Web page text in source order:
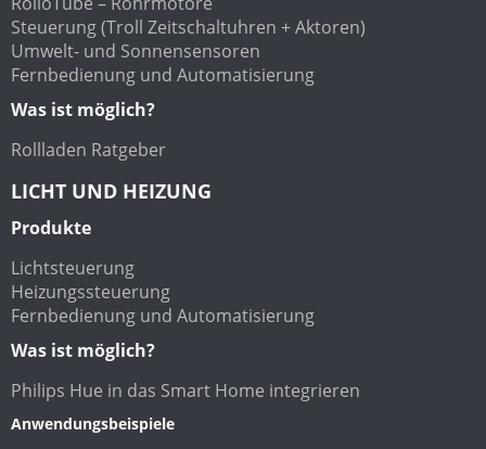
Steuerung (Troll Zeitschaltuhren + Aktoren)
Umwelt- und Sonnensensoren
Fernbedienung und Automatisierung
Was ist möglich?
Rollladen Ratgeber
LICHT UND HEIZUNG
Produkte
Lichtsteuerung
Heizungssteuerung
Fernbedienung und Automatisierung
Was ist möglich?
Philips Hue in das Smart Home integrieren
Anwendungsbeispiele